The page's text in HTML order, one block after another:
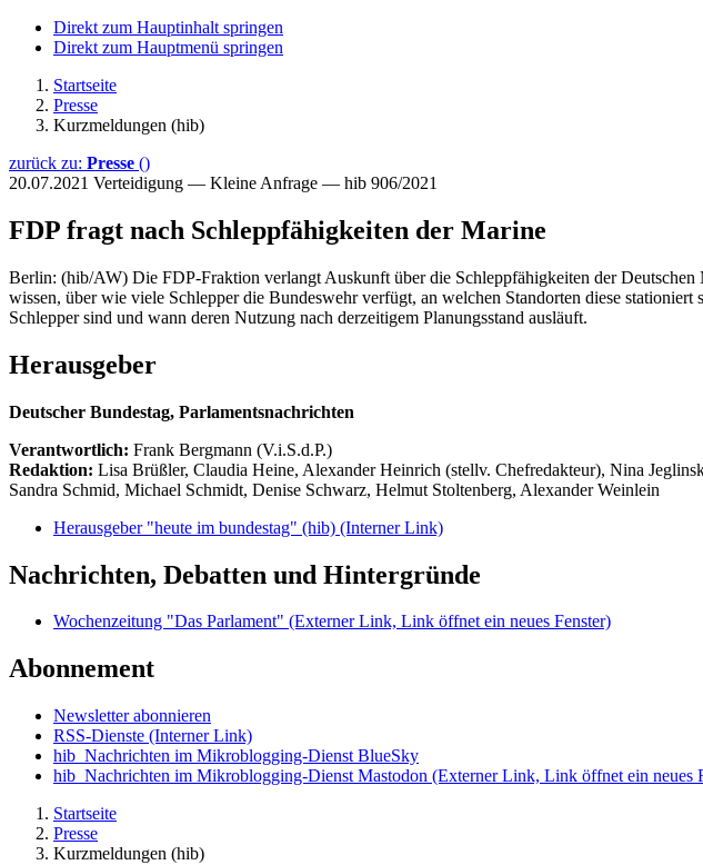
Direkt zum Hauptinhalt springen
Direkt zum Hauptmenü springen
Startseite
Presse
Kurzmeldungen (hib)
zurück zu: Presse ()
20.07.2021 Verteidigung — Kleine Anfrage — hib 906/2021
FDP fragt nach Schleppfähigkeiten der Marine
Berlin: (hib/AW) Die FDP-Fraktion verlangt Auskunft über die Schleppfähigkeiten der
wissen, über wie viele Schlepper die Bundeswehr verfügt, an welchen Standorten diese
Schlepper sind und wann deren Nutzung nach derzeitigem Planungsstand ausläuft.
Herausgeber
Deutscher Bundestag, Parlamentsnachrichten
Verantwortlich: Frank Bergmann (V.i.S.d.P.)
Redaktion: Lisa Brüßler, Claudia Heine, Alexander Heinrich (stellv. Chefredakteur), Nina
Sandra Schmid, Michael Schmidt, Denise Schwarz, Helmut Stoltenberg, Alexander Weinlein
Herausgeber "heute im bundestag" (hib) (Interner Link)
Nachrichten, Debatten und Hintergründe
Wochenzeitung "Das Parlament" (Externer Link, Link öffnet ein neues Fenster)
Abonnement
Newsletter abonnieren
RSS-Dienste (Interner Link)
hib_Nachrichten im Mikroblogging-Dienst BlueSky
hib_Nachrichten im Mikroblogging-Dienst Mastodon (Externer Link, Link öffnet ein neues
Startseite
Presse
Kurzmeldungen (hib)